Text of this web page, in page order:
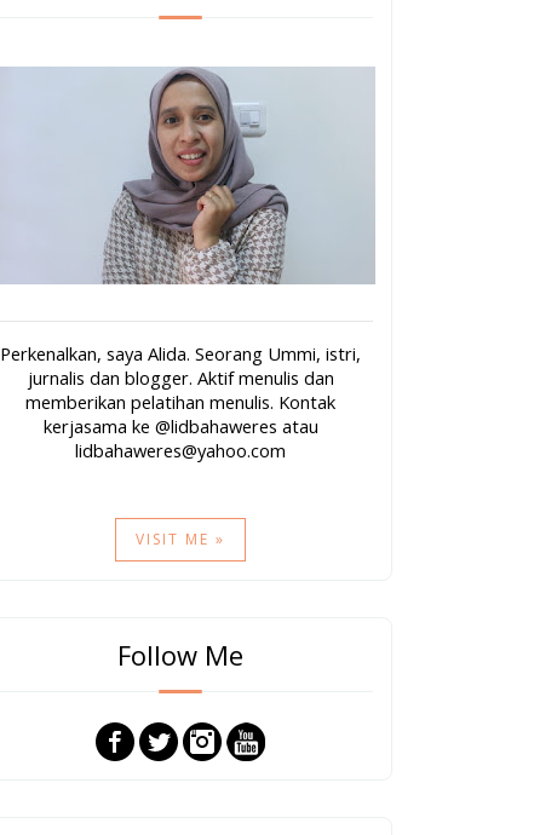
Perkenalkan, saya Alida. Seorang Ummi, istri,
jurnalis dan blogger. Aktif menulis dan
memberikan pelatihan menulis. Kontak
kerjasama ke @lidbahaweres atau
lidbahaweres@yahoo.com
VISIT ME »
Follow Me